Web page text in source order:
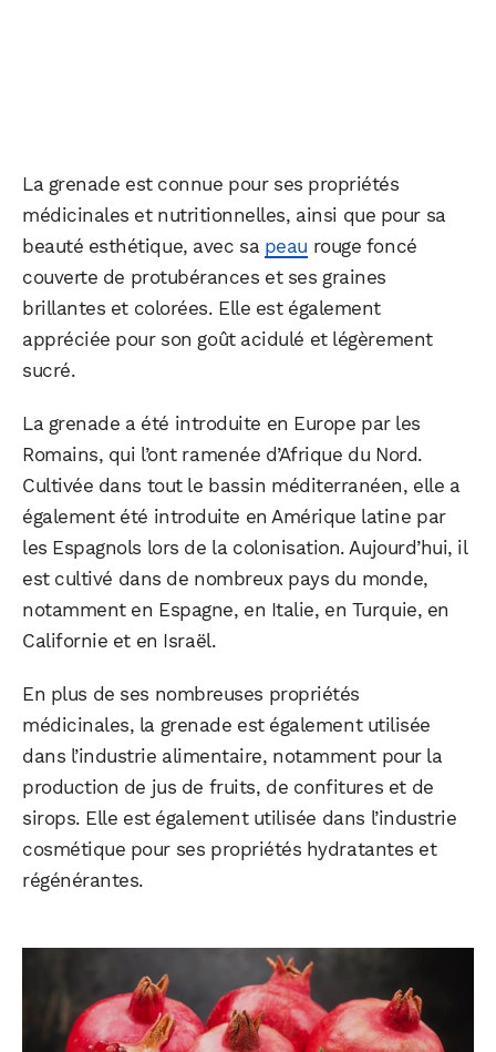
La grenade est connue pour ses propriétés
médicinales et nutritionnelles, ainsi que pour sa
beauté esthétique, avec sa peau rouge foncé
couverte de protubérances et ses graines
brillantes et colorées. Elle est également
appréciée pour son goût acidulé et légèrement
sucré.
La grenade a été introduite en Europe par les
Romains, qui l’ont ramenée d’Afrique du Nord.
Cultivée dans tout le bassin méditerranéen, elle a
également été introduite en Amérique latine par
les Espagnols lors de la colonisation. Aujourd’hui, il
est cultivé dans de nombreux pays du monde,
notamment en Espagne, en Italie, en Turquie, en
Californie et en Israël.
En plus de ses nombreuses propriétés
médicinales, la grenade est également utilisée
dans l’industrie alimentaire, notamment pour la
production de jus de fruits, de confitures et de
sirops. Elle est également utilisée dans l’industrie
cosmétique pour ses propriétés hydratantes et
régénérantes.